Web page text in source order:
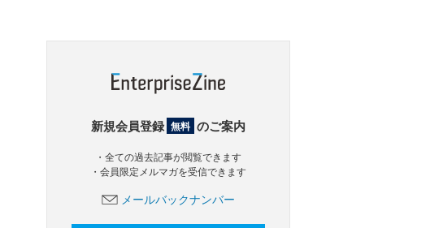
新規会員登録 無料 のご案内
・全ての過去記事が閲覧できます
・会員限定メルマガを受信できます
メールバックナンバー